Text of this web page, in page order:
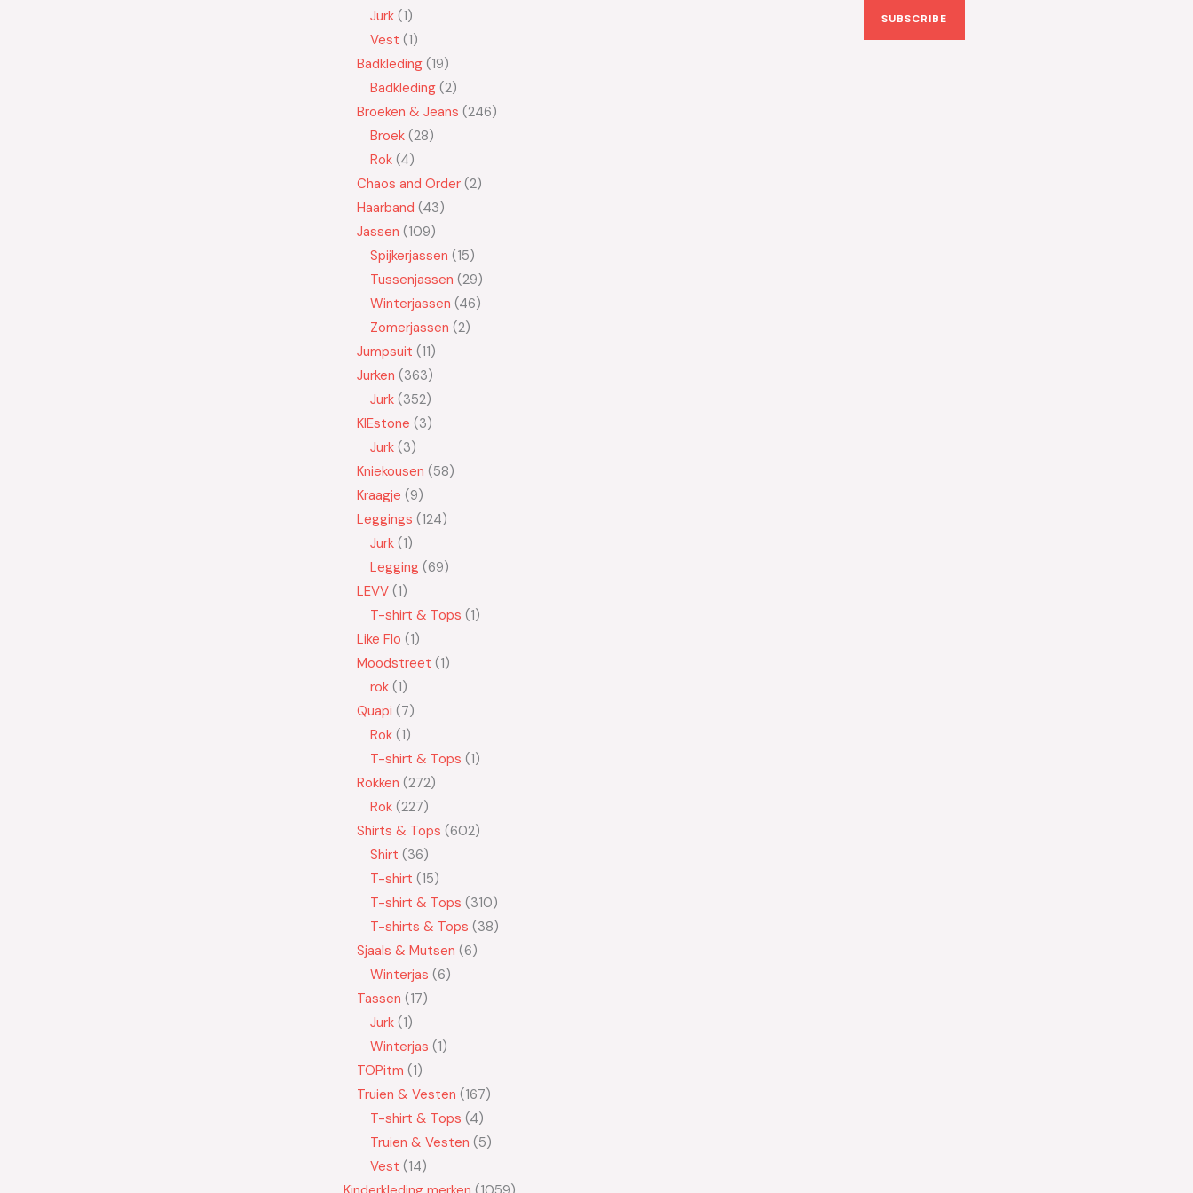
Jurk 1
Vest 1
Badkleding 19
Badkleding 2
Broeken & Jeans 246
Broek 28
Rok 4
Chaos and Order 2
Haarband 43
Jassen 109
Spijkerjassen 15
Tussenjassen 29
Winterjassen 46
Zomerjassen 2
Jumpsuit 11
Jurken 363
Jurk 352
KIEstone 3
Jurk 3
Kniekousen 58
Kraagje 9
Leggings 124
Jurk 1
Legging 69
LEVV 1
T-shirt & Tops 1
Like Flo 1
Moodstreet 1
rok 1
Quapi 7
Rok 1
T-shirt & Tops 1
Rokken 272
Rok 227
Shirts & Tops 602
Shirt 36
T-shirt 15
T-shirt & Tops 310
T-shirts & Tops 38
Sjaals & Mutsen 6
Winterjas 6
Tassen 17
Jurk 1
Winterjas 1
TOPitm 1
Truien & Vesten 167
T-shirt & Tops 4
Truien & Vesten 5
Vest 14
SUBSCRIBE